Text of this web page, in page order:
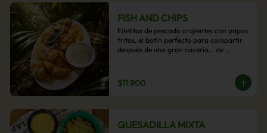
FISH AND CHIPS
Filetitos de pescado crujientes con papas
fritas, el botín perfecto para compartir
después de una gran cacería… de
$11.900
QUESADILLA MIXTA